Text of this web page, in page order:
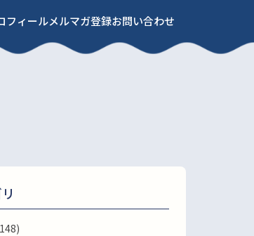
フィールメルマガ登録お問い合わせ